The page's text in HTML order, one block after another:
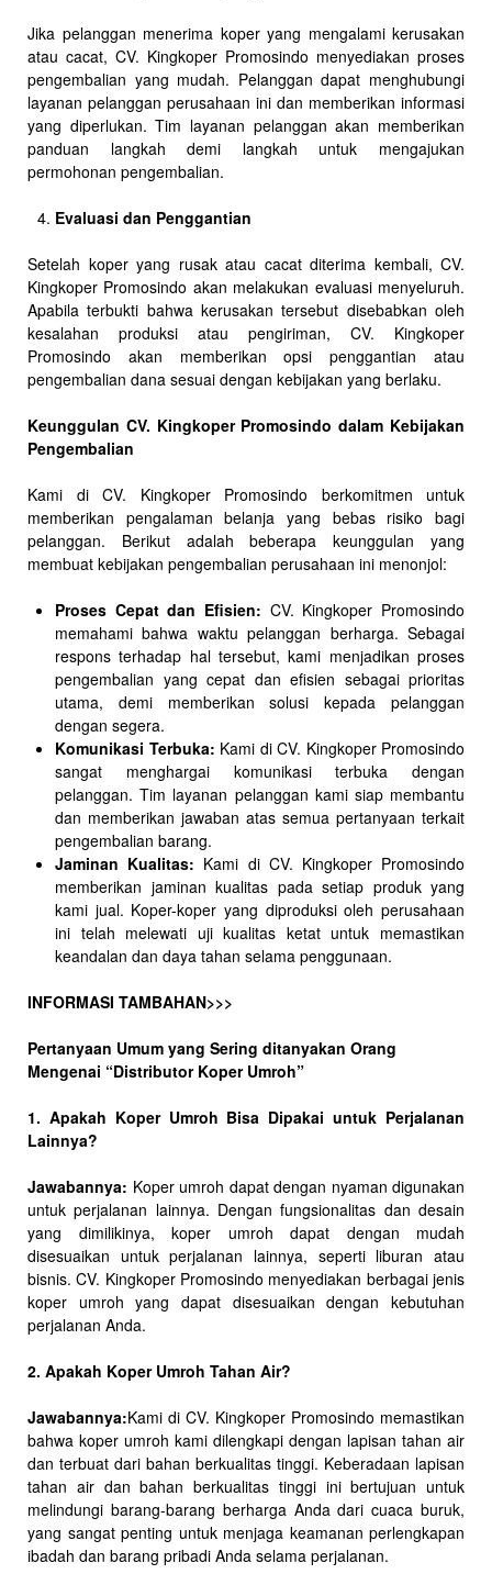
Jika pelanggan menerima koper yang mengalami kerusakan
atau cacat, CV. Kingkoper Promosindo menyediakan proses
pengembalian yang mudah. Pelanggan dapat menghubungi
layanan pelanggan perusahaan ini dan memberikan informasi
yang diperlukan. Tim layanan pelanggan akan memberikan
panduan langkah demi langkah untuk mengajukan
permohonan pengembalian.
Evaluasi dan Penggantian
Setelah koper yang rusak atau cacat diterima kembali, CV.
Kingkoper Promosindo akan melakukan evaluasi menyeluruh.
Apabila terbukti bahwa kerusakan tersebut disebabkan oleh
kesalahan produksi atau pengiriman, CV. Kingkoper
Promosindo akan memberikan opsi penggantian atau
pengembalian dana sesuai dengan kebijakan yang berlaku.
Keunggulan CV. Kingkoper Promosindo dalam Kebijakan
Pengembalian
Kami di CV. Kingkoper Promosindo berkomitmen untuk
memberikan pengalaman belanja yang bebas risiko bagi
pelanggan. Berikut adalah beberapa keunggulan yang
membuat kebijakan pengembalian perusahaan ini menonjol:
Proses Cepat dan Efisien: CV. Kingkoper Promosindo
memahami bahwa waktu pelanggan berharga. Sebagai
respons terhadap hal tersebut, kami menjadikan proses
pengembalian yang cepat dan efisien sebagai prioritas
utama, demi memberikan solusi kepada pelanggan
dengan segera.
Komunikasi Terbuka: Kami di CV. Kingkoper Promosindo
sangat menghargai komunikasi terbuka dengan
pelanggan. Tim layanan pelanggan kami siap membantu
dan memberikan jawaban atas semua pertanyaan terkait
pengembalian barang.
Jaminan Kualitas: Kami di CV. Kingkoper Promosindo
memberikan jaminan kualitas pada setiap produk yang
kami jual. Koper-koper yang diproduksi oleh perusahaan
ini telah melewati uji kualitas ketat untuk memastikan
keandalan dan daya tahan selama penggunaan.
INFORMASI TAMBAHAN>>>
Pertanyaan Umum yang Sering ditanyakan Orang
Mengenai “Distributor Koper Umroh”
1. Apakah Koper Umroh Bisa Dipakai untuk Perjalanan
Lainnya?
Jawabannya: Koper umroh dapat dengan nyaman digunakan
untuk perjalanan lainnya. Dengan fungsionalitas dan desain
yang dimilikinya, koper umroh dapat dengan mudah
disesuaikan untuk perjalanan lainnya, seperti liburan atau
bisnis. CV. Kingkoper Promosindo menyediakan berbagai jenis
koper umroh yang dapat disesuaikan dengan kebutuhan
perjalanan Anda.
2. Apakah Koper Umroh Tahan Air?
Jawabannya:Kami di CV. Kingkoper Promosindo memastikan
bahwa koper umroh kami dilengkapi dengan lapisan tahan air
dan terbuat dari bahan berkualitas tinggi. Keberadaan lapisan
tahan air dan bahan berkualitas tinggi ini bertujuan untuk
melindungi barang-barang berharga Anda dari cuaca buruk,
yang sangat penting untuk menjaga keamanan perlengkapan
ibadah dan barang pribadi Anda selama perjalanan.